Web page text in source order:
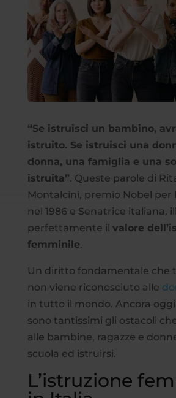
“Se istruisci un bambino,
istruito. Se istruisci una
donna, una famiglia e una
istruita”. Queste parole di
Montalcini, premio Nobel per
nel 1986 e Senatrice italiana,
perfettamente il valore
femminile.
Un diritto fondamentale che
non viene riconosciuto alle
in tutto il mondo. Ancora
sono tantissimi gli ostacoli
alle bambine, ragazze e
scuola ed istruirsi.
L’istruzione